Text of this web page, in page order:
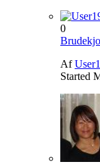
0
Af
Started